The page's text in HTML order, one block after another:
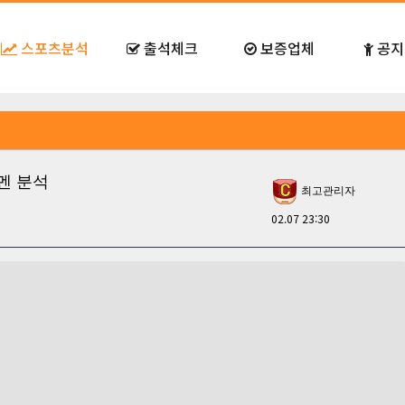
스포츠분석 출석체크 보증업체 공
분석
최고관리자
02.07 23:30